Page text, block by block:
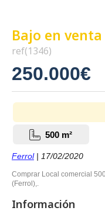
Bajo en venta
ref(1346)
250.000€
500 m²
Ferrol| 17/02/2020
Comprar Local comercial
(Ferrol),.
Información